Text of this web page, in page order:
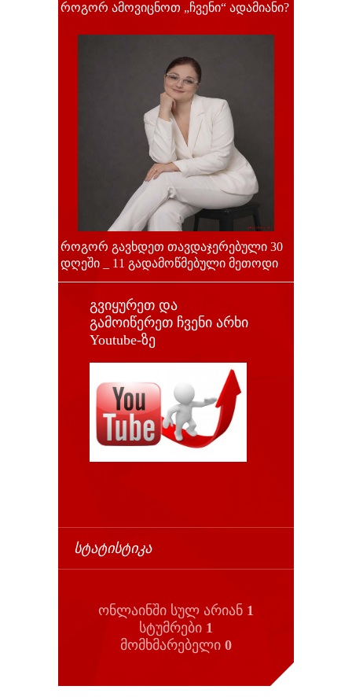
როგორ ამოვიცნოთ „ჩვენი“ ადამიანი?
როგორ გავხდეთ თავდაჯერებული 30
დღეში _ 11 გადამოწმებული მეთოდი
გვიყურეთ და
გამოიწერეთ ჩვენი არხი
Youtube-ზე
ᲡᲢᲐᲢᲘᲡᲢᲘᲙᲐ
ონლაინში სულ არიან 1
სტუმრები 1
მომხმარებელი 0